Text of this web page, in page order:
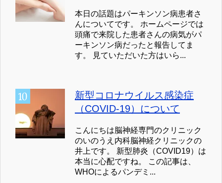
本日の話題はパーキンソン病患者さ
んについてです。 ホームページでは
頭痛で来院した患者さんの病気がパ
ーキンソン病だったと報告してま
す。 見ていただいた方はいら...
新型コロナウイルス感染症
（COVID-19）について
こんにちは脳神経専門のクリニック
のいのうえ内科脳神経クリニックの
井上です。 新型肺炎（COVID19）は
本当に心配ですね。 この記事は、
WHOによるパンデミ...